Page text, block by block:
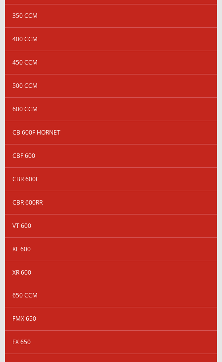
350 CCM
400 CCM
450 CCM
500 CCM
600 CCM
CB 600F HORNET
CBF 600
CBR 600F
CBR 600RR
VT 600
XL 600
XR 600
650 CCM
FMX 650
FX 650